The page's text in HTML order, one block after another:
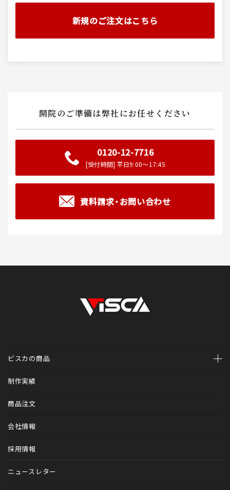
新規のご注文はこちら
開院のご準備は弊社にお任せください
0120-12-7716
[受付時間] 平日9:00～17:45
資料請求・お問い合わせ
ビスカの商品
制作実績
商品注文
会社情報
採用情報
ニュースレター